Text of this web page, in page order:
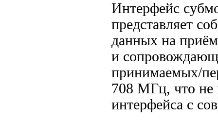
Интерфейс
представляет
данных на
и
принимаемых/
708 МГц, что не
интерфейса с